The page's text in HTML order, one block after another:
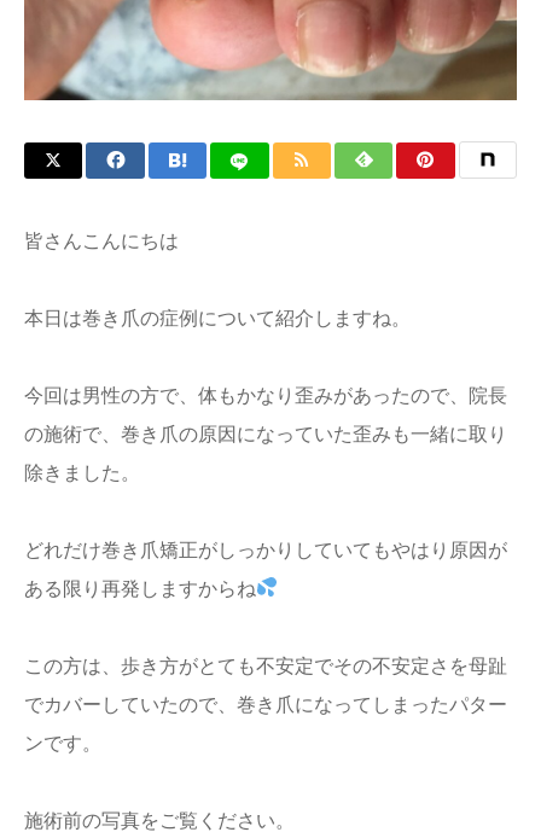
皆さんこんにちは
本日は巻き爪の症例について紹介しますね。
今回は男性の方で、体もかなり歪みがあったので、院長
の施術で、巻き爪の原因になっていた歪みも一緒に取り
除きました。
どれだけ巻き爪矯正がしっかりしていてもやはり原因が
ある限り再発しますからね
この方は、歩き方がとても不安定でその不安定さを母趾
でカバーしていたので、巻き爪になってしまったパター
ンです。
施術前の写真をご覧ください。